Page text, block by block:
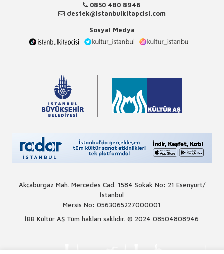
0850 480 8946
destek@istanbulkitapcisi.com
Sosyal Medya
Akçaburgaz Mah. Mercedes Cad. 1584 Sokak No: 21 Esenyurt/
İstanbul
Mersis No: 0563065227000001
İBB Kültür AŞ Tüm hakları saklıdır. © 2024 08504808946